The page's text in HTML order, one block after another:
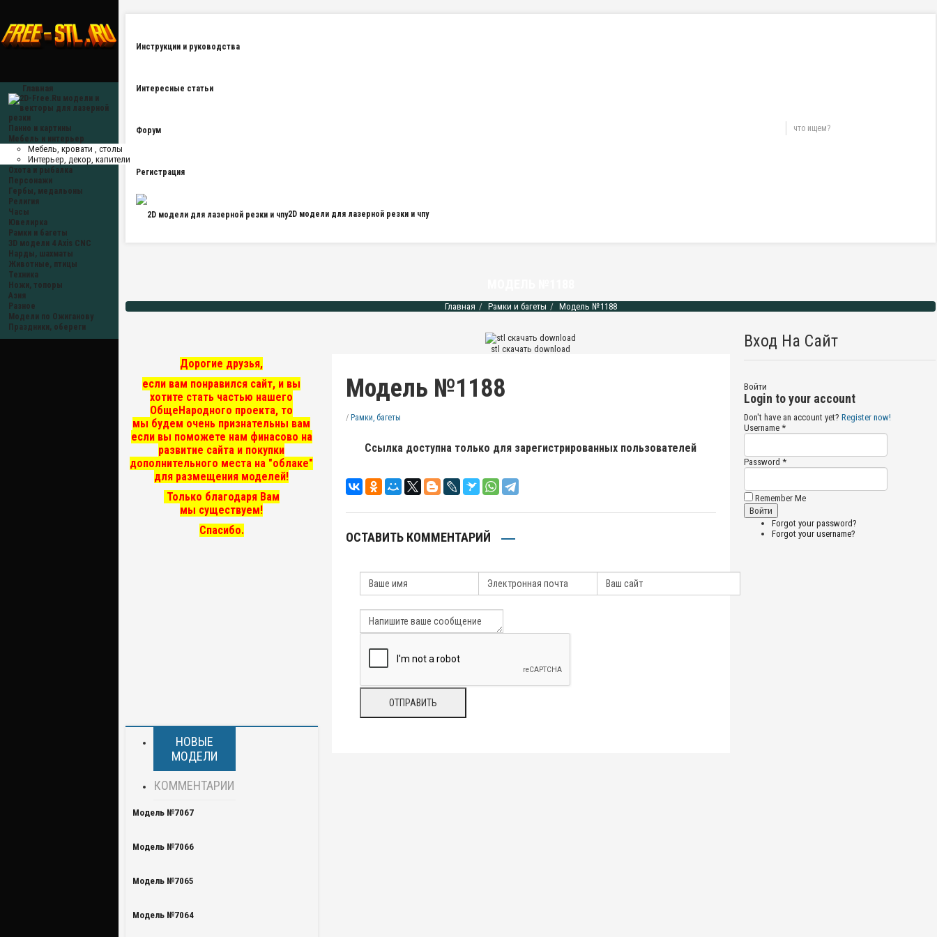
Главная
Панно и картины
Мебель и интерьер
Мебель, кровати , столы
Интерьер, декор, капители
Охота и рыбалка
Персонажи
Гербы, медальоны
Религия
Часы
Ювелирка
Рамки и багеты
3D модели 4 Axis CNC
Нарды, шахматы
Животные, птицы
Техника
Ножи, топоры
Азия
Разное
Модели по Ожиганову
Праздники, обереги
Инструкции и руководства
Интересные статьи
Форум
Регистрация
2D модели для лазерной резки и чпу
Главная Рамки и багеты Модель №1188
Дорогие друзья,
если вам понравился сайт, и вы
хотите стать частью нашего
ОбщеНародного проекта, то
мы будем очень признательны вам
если вы поможете нам финасово на
развитие сайта и покупки
дополнительного места на "облаке"
для размещения моделей!
Только благодаря Вам
мы существуем!
Спасибо.
НОВЫЕ
МОДЕЛИ
КОММЕНТАРИИ
Модель №7067
Модель №7066
Модель №7065
Модель №7064
stl скачать download
Модель №1188
/ Рамки, багеты
Ссылка доступна только для зарегистрированных пользователей
ОСТАВИТЬ КОММЕНТАРИЙ
Вход На Сайт
Войти
Login to your account
Don't have an account yet? Register now!
Username *
Password *
Remember Me
Forgot your password?
Forgot your username?